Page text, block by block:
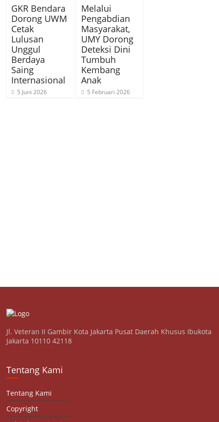
GKR Bendara
Dorong UWM
Cetak
Lulusan
Unggul
Berdaya
Saing
Internasional
5 Juni 2026
Melalui
Pengabdian
Masyarakat,
UMY Dorong
Deteksi Dini
Tumbuh
Kembang
Anak
5 Februari 2026
Jl. Veteran II Gambir Kota Jakarta Pusat Daerah Khusus Ibukota
Jakarta 10110 42118
Tentang Kami
Tentang Kami
Copyright